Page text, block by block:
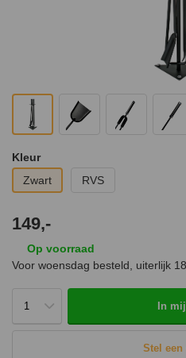
Kleur
Zwart
RVS
149,-
Op voorraad
Voor woensdag besteld, uiterlijk
In
Stel een